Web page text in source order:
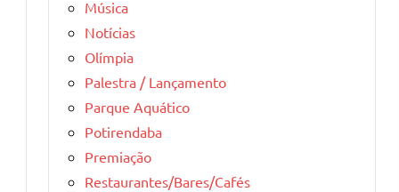
Música
Notícias
Olímpia
Palestra / Lançamento
Parque Aquático
Potirendaba
Premiação
Restaurantes/Bares/Cafés